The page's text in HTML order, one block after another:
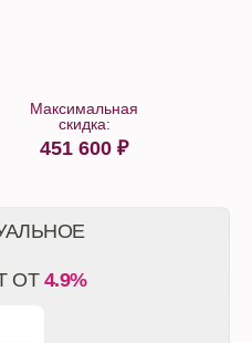
Максимальная
скидка:
451 600 ₽
ОТ 4.9%